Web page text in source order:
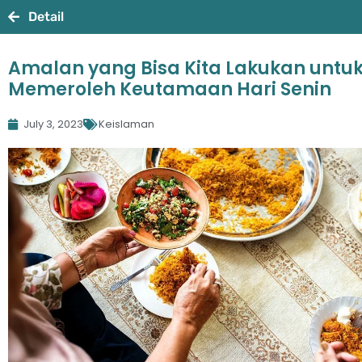
Detail
Amalan yang Bisa Kita Lakukan
Memeroleh Keutamaan Hari Senin
July 3, 2023 Keislaman